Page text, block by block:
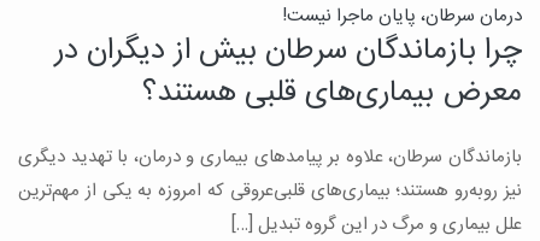
درمان سرطان، پایان ماجرا نیست!
چرا بازماندگان سرطان بیش از دیگران در
معرض بیماری‌های قلبی هستند؟
بازماندگان سرطان، علاوه بر پیامدهای بیماری و درمان، با تهدید دیگری
نیز روبه‌رو هستند؛ بیماری‌های قلبی‌عروقی که امروزه به یکی از مهم‌ترین
علل بیماری و مرگ در این گروه تبدیل […]